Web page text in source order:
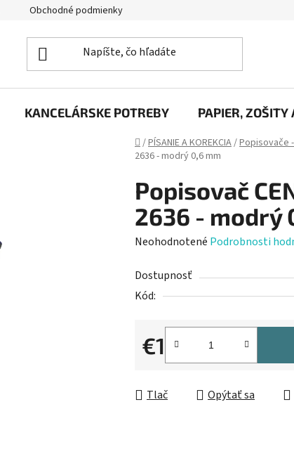
Obchodné podmienky
KANCELÁRSKE POTREBY PAPIER, ZOŠITY
Domov
/PÍSANIE A KOREKCIA/Popisovače
2636 - modrý 0,6 mm
Popisovač
2636 - modrý
Priemerné
produktu
je
Neohodnotené Podrobnosti
Dostupnosť
Kód:
€1
Jednotková cena:
Tlač Opýtať sa